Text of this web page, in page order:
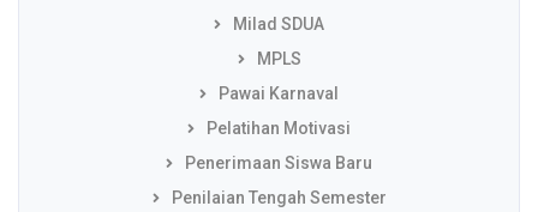
Milad SDUA
MPLS
Pawai Karnaval
Pelatihan Motivasi
Penerimaan Siswa Baru
Penilaian Tengah Semester